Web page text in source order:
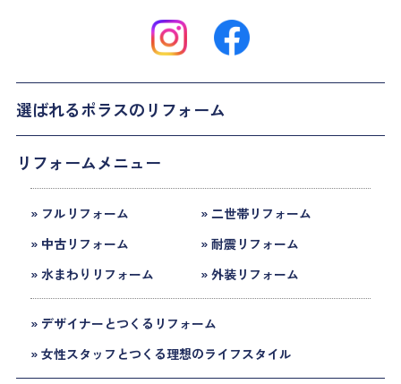
選ばれるポラスのリフォーム
リフォームメニュー
» フルリフォーム
» 二世帯リフォーム
» 中古リフォーム
» 耐震リフォーム
» 水まわりリフォーム
» 外装リフォーム
» デザイナーとつくるリフォーム
» 女性スタッフとつくる理想のライフスタイル